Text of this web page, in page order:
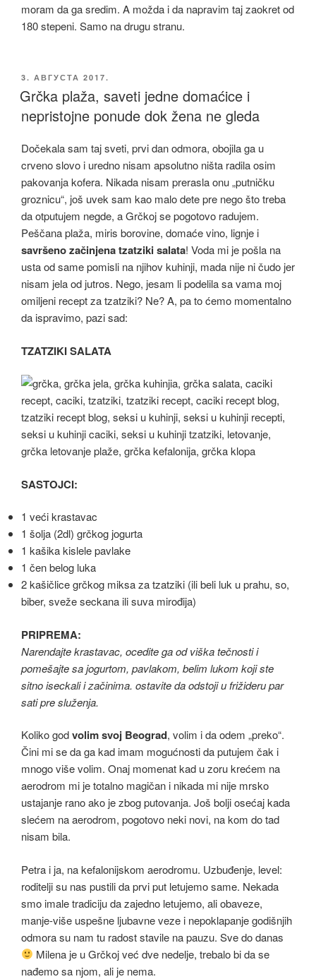
moram da ga sredim. A možda i da napravim taj zaokret od
180 stepeni. Samo na drugu stranu.
ОБЈАВЉЕНО
3. АВГУСТА 2017.
Grčka plaža, saveti jedne domaćice i
nepristojne ponude dok žena ne gleda
Dočekala sam taj sveti, prvi dan odmora, obojila ga u
crveno slovo i uredno nisam apsolutno ništa radila osim
pakovanja kofera. Nikada nisam prerasla onu „putničku
groznicu“, još uvek sam kao malo dete pre nego što treba
da otputujem negde, a Grčkoj se pogotovo radujem.
Peščana plaža, miris borovine, domaće vino, lignje i
savršeno začinjena tzatziki salata! Voda mi je pošla na
usta od same pomisli na njihov kuhinji, mada nije ni čudo jer
nisam jela od jutros. Nego, jesam li podelila sa vama moj
omiljeni recept za tzatziki? Ne? A, pa to ćemo momentalno
da ispravimo, pazi sad:
TZATZIKI SALATA
SASTOJCI:
1 veći krastavac
1 šolja (2dl) grčkog jogurta
1 kašika kislele pavlake
1 čen belog luka
2 kašičlice grčkog miksa za tzatziki (ili beli luk u prahu, so,
biber, sveže seckana ili suva mirođija)
PRIPREMA:
Narendajte krastavac, ocedite ga od viška tečnosti i
pomešajte sa jogurtom, pavlakom, belim lukom koji ste
sitno iseckali i začinima. ostavite da odstoji u frižideru par
sati pre služenja.
Koliko godvolim svoj Beograd, volim i da odem „preko“.
Čini mi se da ga kad imam mogućnosti da putujem čak i
mnogo više volim. Onaj momenat kad u zoru krećem na
aerodrom mi je totalno magičan i nikada mi nije mrsko
ustajanje rano ako je zbog putovanja. Još bolji osećaj kada
slećem na aerodrom, pogotovo neki novi, na kom do tad
nisam bila.
Petra i ja, na kefalonijskom aerodromu. Uzbuđenje, level:
roditelji su nas pustili da prvi put letujemo same. Nekada
smo imale tradiciju da zajedno letujemo, ali obaveze,
manje-više uspešne ljubavne veze i nepoklapanje godišnjih
odmora su nam tu radost stavile na pauzu. Sve do danas
Milena je u Grčkoj već dve nedelje, trebalo bi da se
nađemo sa njom, ali je nema.